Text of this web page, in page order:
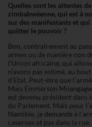
Quelles sont les attentes
zimbabwéenne, qui est à
sur des manifestants et
quitter le pouvoir ?
Bon, contrairement au
armes ou de manière non
l’Union africaine, qui
n’avons pas estimé, au
d’Etat. Peut-être que
Mais Emmerson
est devenu président dans
du Parlement. Mais pour
Namibie, je demande à
casernes et pas dans la rue.